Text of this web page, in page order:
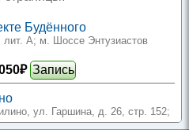
Будённого
лит. А; м. Шоссе Энтузиастов
Запись
ул. Гаршина, д. 26, стр. 152;